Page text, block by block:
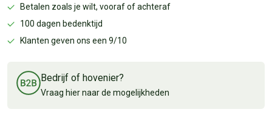
Betalen zoals je wilt, vooraf of achteraf
100 dagen bedenktijd
Klanten geven ons een 9/10
Bedrijf of hovenier?
Vraag hier naar de mogelijkheden